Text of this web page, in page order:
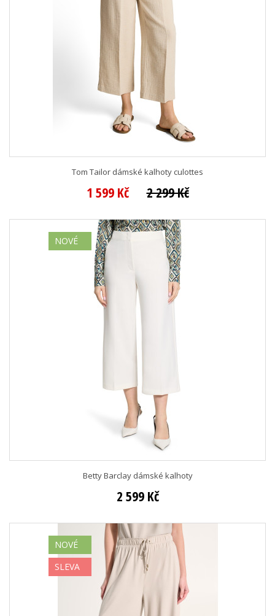
Tom Tailor dámské kalhoty culottes
1 599 Kč 2 299 Kč
NOVÉ
Betty Barclay dámské kalhoty
2 599 Kč
NOVÉ
SLEVA